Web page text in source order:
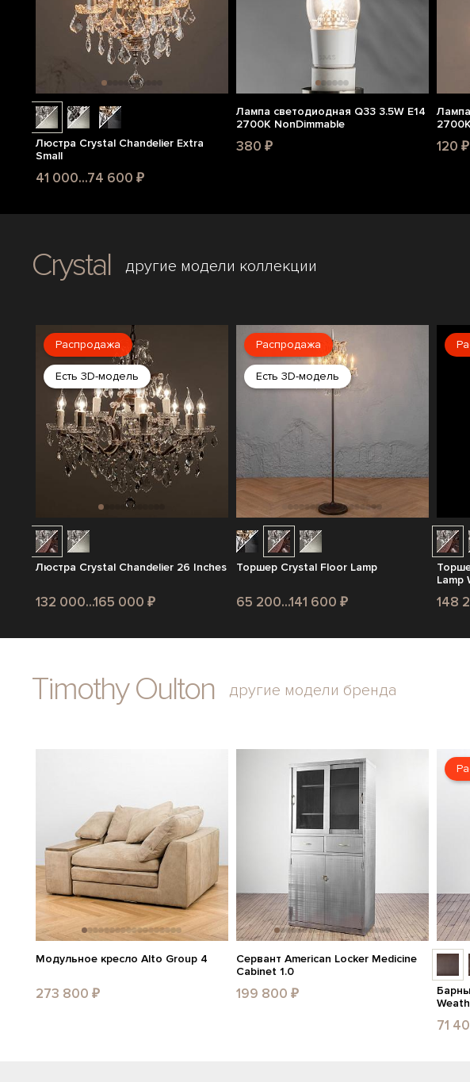
Люстра Crystal Chandelier Extra
Small
41 000...74 600 ₽
Лампа светодиодная Q33 3.5W E14
2700K NonDimmable
380 ₽ 120 ₽
Crystal другие модели коллекции
Распродажа
Есть 3D-модель
Люстра Crystal Chandelier 26 Inches
132 000...165 000 ₽
Распродажа
Есть 3D-модель
Торшер Crystal Floor Lamp
65 200...141 600 ₽
Lamp
148
Timothy Oulton другие модели бренда
Модульное кресло Alto Group 4
273 800 ₽
Сервант American Locker Medicine
Cabinet 1.0
199 800 ₽
71